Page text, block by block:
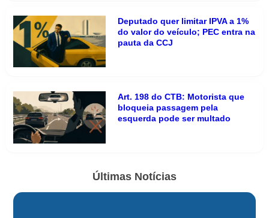
Deputado quer limitar IPVA a 1%
do valor do veículo; PEC entra na
pauta da CCJ
Art. 198 do CTB: Motorista que
bloqueia passagem pela
esquerda pode ser multado
Últimas Notícias